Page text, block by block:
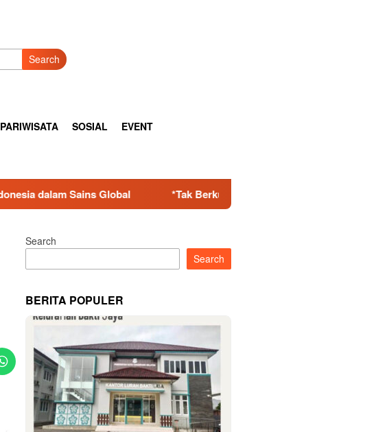
Search
PARIWISATA SOSIAL EVENT
*Tak Berkutik! Komplotan Curanmor Residivis Dibekuk Polisi,
Search
Search
BERITA POPULER